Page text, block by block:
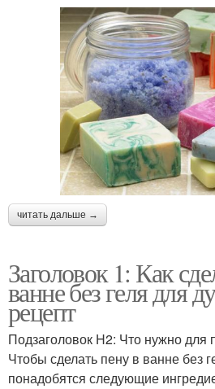
читать дальше →
Заголовок 1: Как
ванне без геля для
рецепт
Подзаголовок H2: Что нужно для
Чтобы сделать пену в ванне без
понадобятся следующие